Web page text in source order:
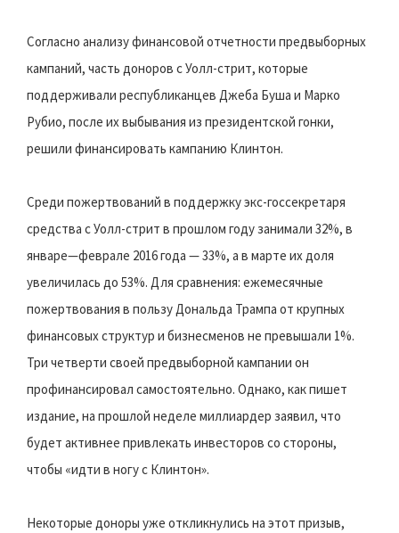
Согласно анализу финансовой отчетности предвыборных
кампаний, часть доноров с Уолл-стрит, которые
поддерживали республиканцев Джеба Буша и Марко
Рубио, после их выбывания из президентской гонки,
решили финансировать кампанию Клинтон.
Среди пожертвований в поддержку экс-госсекретаря
средства с Уолл-стрит в прошлом году занимали 32%, в
январе—феврале 2016 года — 33%, а в марте их доля
увеличилась до 53%. Для сравнения: ежемесячные
пожертвования в пользу Дональда Трампа от крупных
финансовых структур и бизнесменов не превышали 1%.
Три четверти своей предвыборной кампании он
профинансировал самостоятельно. Однако, как пишет
издание, на прошлой неделе миллиардер заявил, что
будет активнее привлекать инвесторов со стороны,
чтобы «идти в ногу с Клинтон».
Некоторые доноры уже откликнулись на этот призыв,